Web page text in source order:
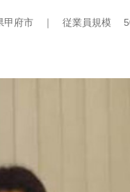
甲府市 ｜ 従業員規模